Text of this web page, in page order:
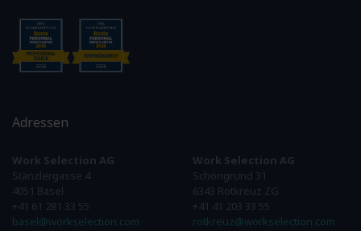
Adressen
Work Selection AG
Stänzlergasse 4
4051 Basel
+41 61 281 33 55
basel@workselection.com
Work Selection AG
Schöngrund 31
6343 Rotkreuz ZG
+41 41 203 33 55
rotkreuz@workselection.com